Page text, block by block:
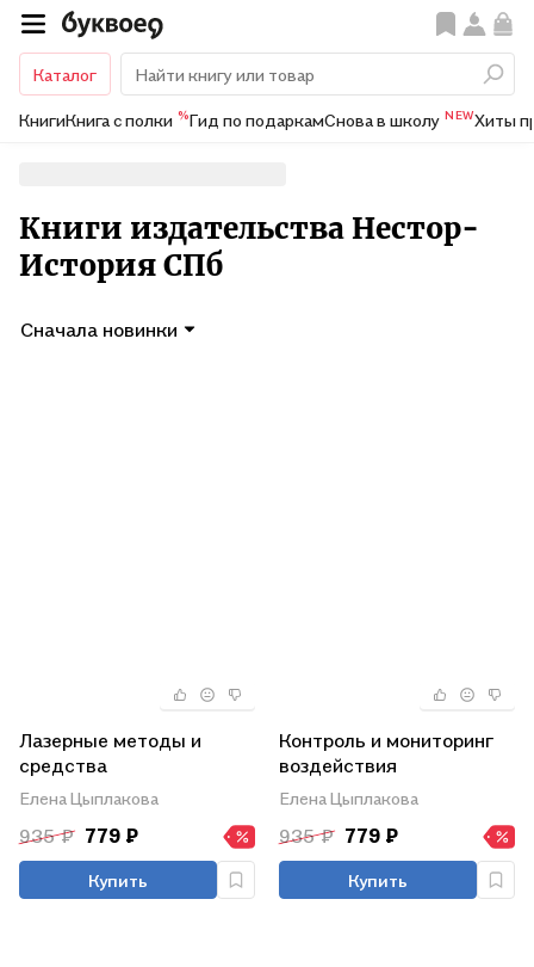
Каталог
КнигиКнига с полки %Гид по подаркамСнова в школу NEWХиты
Книги издательства Нестор-
История СПб
Сначала новинки
Лазерные методы и
средства
экологического
Елена Цыплакова
935 ₽ 779 ₽
Купить
Контроль и мониторинг
воздействия
стационарных и
энергетических
установок на окружающ
Елена Цыплакова
935 ₽ 779 ₽
Купить